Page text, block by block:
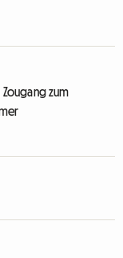
Zougang zum